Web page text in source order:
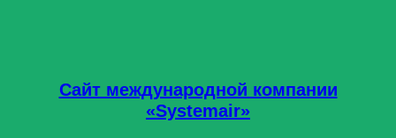
Сайт международной компании
«Systemair»